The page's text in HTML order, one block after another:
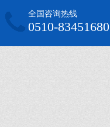
全国咨询热线
0510-83451680